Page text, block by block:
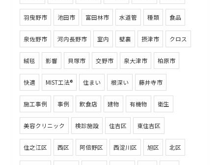
羽曳野市 池田市 富田林市 水道管 種類 食品
泉佐野市 河内長野市 室内 壁裏 摂津市 クロス
絨毯 影響 貝塚市 交野市 泉大津市 柏原市
快適 MIST工法® 住まい 根深い 藤井寺市
施工事例 事例 飲食店 建物 有機物 衛生
美容クリニック 検診施設 住吉区 東住吉区
住之江区 西区 阿倍野区 西淀川区 旭区 北区